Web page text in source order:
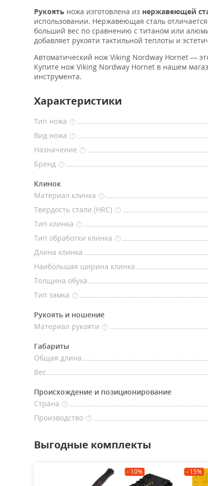
Рукоять ножа изготовлена из нержавеющей
использовании. Нержавеющая сталь
больший вес по сравнению с титаном или
добавляет рукояти тактильной теплоты и
Автоматический нож Viking Nordway Hornet —
Купите нож Viking Nordway Hornet в нашем
инструмента.
Характеристики
Тип ножа ?
Вид ножа ?
Назначение ?
Бренд ?
Клинок
Материал клинка
?
Твердость стали (HRC) ?
Тип клинка
?
Тип обработки клинка ?
Длина клинка
Наибольшая ширина клинка
Толщина обуха
Тип замка
?
Рукоять и ношение
Материал рукояти
?
Габариты
Общая длина
Вес
Происхождение и позиционирование
Страна
?
Производство
?
Выгодные комплекты
- 10% - 15%